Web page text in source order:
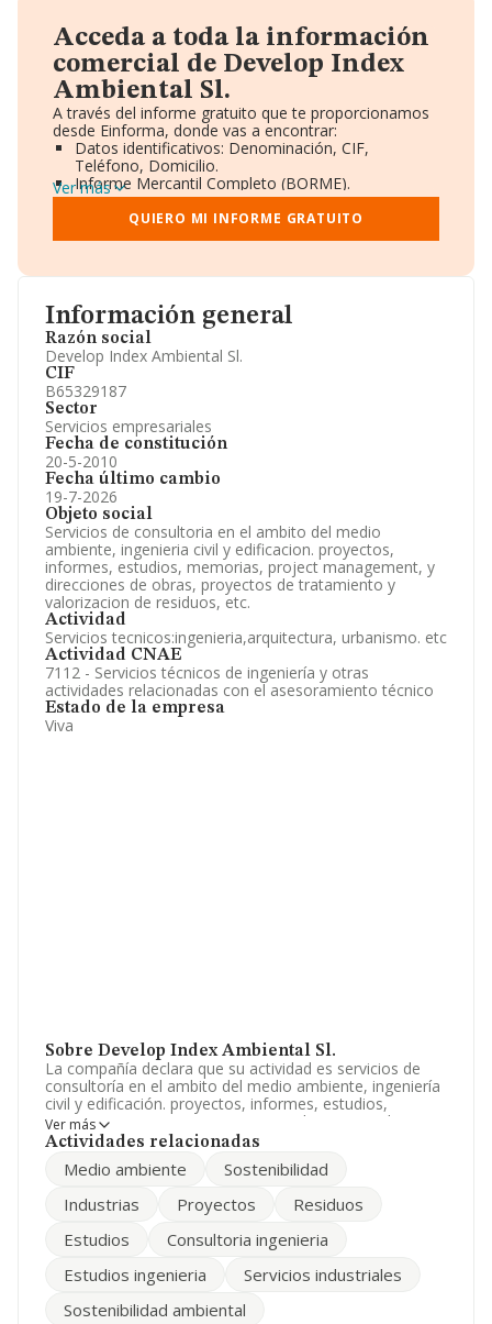
Información general
Razón social
Develop Index Ambiental Sl.
CIF
B65329187
Sector
Servicios empresariales
Fecha de constitución
20-5-2010
Fecha último cambio
19-7-2026
Objeto social
Servicios de consultoria en el ambito del medio
ambiente, ingenieria civil y edificacion. proyectos,
informes, estudios, memorias, project management, y
direcciones de obras, proyectos de tratamiento y
valorizacion de residuos, etc.
Actividad
Servicios tecnicos:ingenieria,arquitectura, urbanismo. etc
Actividad CNAE
7112 - Servicios técnicos de ingeniería y otras
actividades relacionadas con el asesoramiento técnico
Estado de la empresa
Viva
Sobre Develop Index Ambiental Sl.
La compañía declara que su actividad es servicios de
consultoría en el ambito del medio ambiente, ingeniería
civil y edificación. proyectos, informes, estudios,
memorias, project management, y direcciones de
obras, proyectos de tratamiento y valorizacion de
Sociedad Limitada. Su CNAE corresponde a 7112 con
actividades relacionadas con el asesoramiento técnico'.
INFORMA, atendiendo a los niveles de facturación,
mejorado en el ranking sectorial escalando 1.407
Ver más
Actividades relacionadas
Medio ambiente
Sostenibilidad
Industrias
Proyectos
Residuos
Estudios
Consultoria ingenieria
Estudios ingenieria
Servicios industriales
Sostenibilidad ambiental
Acceda a toda la información
comercial de Develop Index
Ambiental Sl.
A través del informe gratuito que te proporcionamos
desde Einforma, donde vas a encontrar:
Datos identificativos: Denominación, CIF,
Teléfono, Domicilio.
Informe Mercantil Completo (BORME).
Gráficos de Evolución Ventas y Empleados.
Consejo de Administración y Administradores.
Directivos y Ejecutivos.
Información oficial y registral complementaria.
Ver más
QUIERO MI INFORME GRATUITO